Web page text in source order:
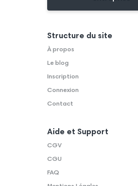
Structure du site
À propos
Le blog
Inscription
Connexion
Contact
Aide et Support
CGV
CGU
FAQ